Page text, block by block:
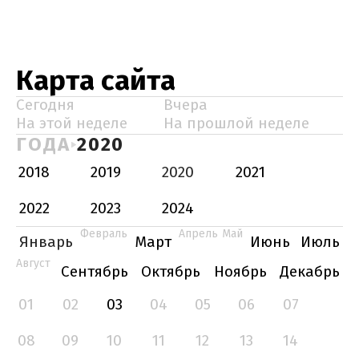
Карта сайта
Сегодня
Вчера
На этой неделе
На прошлой неделе
ГОДА 2020
2018 2019 2020
2021
2022
2023
2024
Январь
Февраль Март Апрель Май Июнь Июль
Август Сентябрь Октябрь Ноябрь
Декабрь
01
02 03 04 05 06
07
08
09 10 11 12 13
14